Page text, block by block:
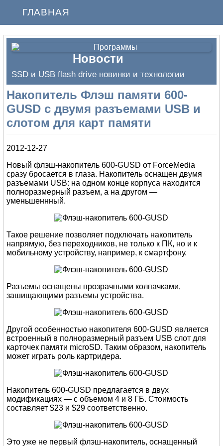
ГЛАВНАЯ
Новости
SSD и USB flash drive новинки и технологии
Накопитель Флэш памяти 600-
GUSD с двумя разъемами USB и
слотом для карт памяти
2012-12-27
Новый флэш-накопитель 600-GUSD от ForceMedia
сразу бросается в глаза. Накопитель оснащен двумя
разъемами USB: на одном конце корпуса находится
полноразмерный разъем, а на другом —
уменьшеннный.
Такое решение позволяет подключать накопитель
напрямую, без переходников, не только к ПК, но и к
мобильному устройству, например, к смартфону.
Разъемы оснащены прозрачными колпачками,
зашищающими разъемы устройства.
Другой особенностью накопителя 600-GUSD является
встроенный в полноразмерный разъем USB слот для
карточек памяти microSD. Таким образом, накопитель
может играть роль картридера.
Накопитель 600-GUSD предлагается в двух
модификациях — с объемом 4 и 8 ГБ. Стоимость
составляет $23 и $29 соответственно.
Это уже не первый флэш-накопитель, оснащенный